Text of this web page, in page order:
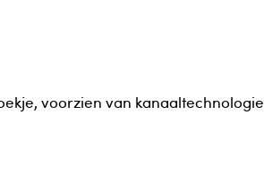
voorzien van kanaaltechnologie